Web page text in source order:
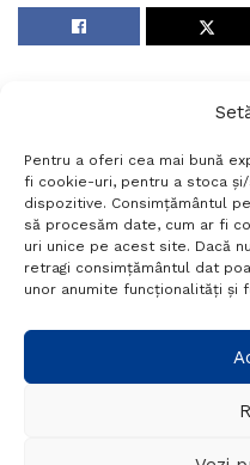
Pentru a oferi cea mai bună
fi cookie-uri, pentru a stoca
dispozitive. Consimțământul
să procesăm date, cum ar fi
uri unice pe acest site. Dacă
retragi consimțământul dat
unor anumite funcționalități și
Termeni si conditii
Politica cookies